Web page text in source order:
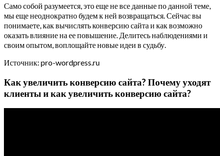
Само собой разумеется, это еще не все данные по данной теме,
мы еще неоднократно будем к ней возвращаться. Сейчас вы
понимаете, как вычислять конверсию сайта и как возможно
оказать влияние на ее повышение. Делитесь наблюдениями и
своим опытом, воплощайте новые идеи в судьбу.
Источник: pro-wordpress.ru
Как увеличить конверсию сайта? Почему уходят
клиенты и как увеличить конверсию сайта?